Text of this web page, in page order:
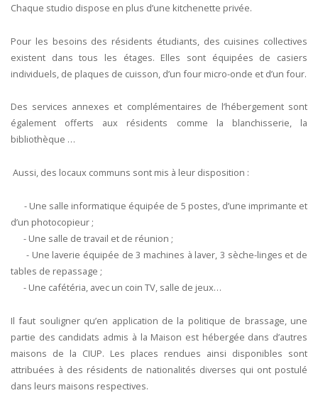
Chaque studio dispose en plus d’une kitchenette privée.
Pour les besoins des résidents étudiants, des cuisines collectives
existent dans tous les étages. Elles sont équipées de casiers
individuels, de plaques de cuisson, d’un four micro-onde et d’un four.
Des services annexes et complémentaires de l’hébergement sont
également offerts aux résidents comme la blanchisserie, la
bibliothèque …
Aussi, des locaux communs sont mis à leur disposition :
- Une salle informatique équipée de 5 postes, d’une imprimante et
d’un photocopieur ;
- Une salle de travail et de réunion ;
- Une laverie équipée de 3 machines à laver, 3 sèche-linges et de
tables de repassage ;
- Une cafétéria, avec un coin TV, salle de jeux…
Il faut souligner qu’en application de la politique de brassage, une
partie des candidats admis à la Maison est hébergée dans d’autres
maisons de la CIUP. Les places rendues ainsi disponibles sont
attribuées à des résidents de nationalités diverses qui ont postulé
dans leurs maisons respectives.